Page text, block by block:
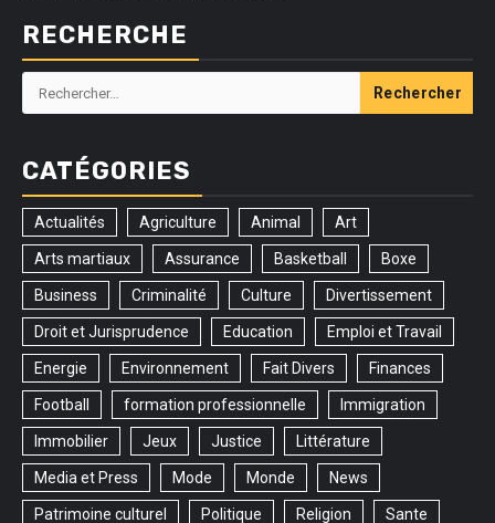
RECHERCHE
Rechercher :
CATÉGORIES
Actualités Agriculture Animal Art
Arts martiaux Assurance Basketball Boxe
Business Criminalité Culture Divertissement
Droit et Jurisprudence Education Emploi et Travail
Energie Environnement Fait Divers Finances
Football formation professionnelle Immigration
Immobilier Jeux Justice Littérature
Media et Press Mode Monde News
Patrimoine culturel Politique Religion Sante